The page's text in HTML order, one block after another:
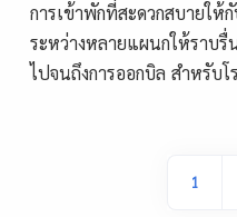
การเข้าพักที่สะดวกสบายให้
ระหว่างหลายแผนกให้ราบ
ไปจนถึงการออกบิล สำหรับโ
1